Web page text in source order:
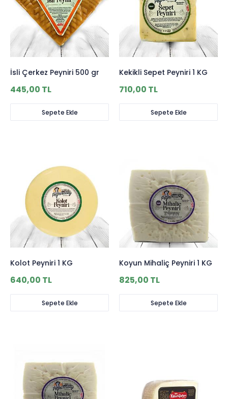
İsli Çerkez Peyniri 500 gr
445,00 TL
Sepete Ekle
Kekikli Sepet Peyniri 1 KG
710,00 TL
Sepete Ekle
Kolot Peyniri 1 KG
640,00 TL
Sepete Ekle
Koyun Mihaliç Peyniri 1 KG
825,00 TL
Sepete Ekle